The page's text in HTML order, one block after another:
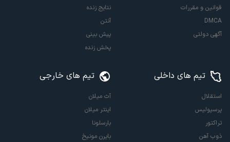
قوانین و مقررات
DMCA
آگهی دولتی
نتایج زنده
آنتن
پیش بینی
پخش زنده
تیم های داخلی
استقلال
پرسپولیس
تراکتور
ذوب آهن
تیم های خارجی
آث میلان
اینتر میلان
بارسلونا
بایرن مونیخ